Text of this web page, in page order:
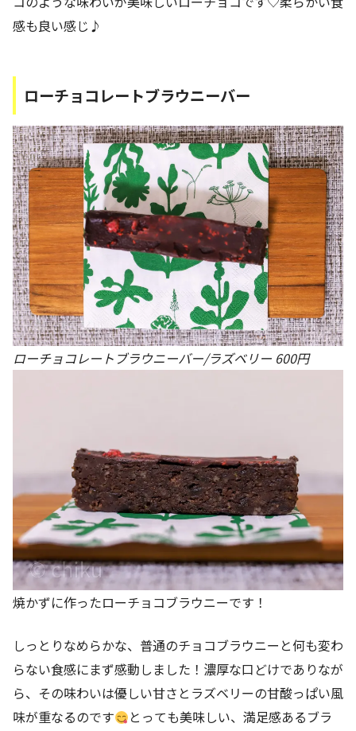
感も良い感じ♪
ローチョコレートブラウニーバー
ローチョコレートブラウニーバー/ラズベリー 600円
焼かずに作ったローチョコブラウニーです！
しっとりなめらかな、普通のチョコブラウニーと何も変わ
らない食感にまず感動しました！濃厚な口どけでありなが
ら、その味わいは優しい甘さとラズベリーの甘酸っぱい風
味が重なるのです
とっても美味しい、満足感あるブラ